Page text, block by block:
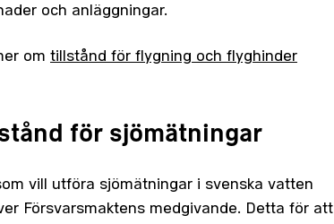
och anläggningar.
om tillstånd för flygning och flyghinder
för sjömätningar
vill utföra sjömätningar i svenska vatten
Försvarsmaktens medgivande. Detta för att